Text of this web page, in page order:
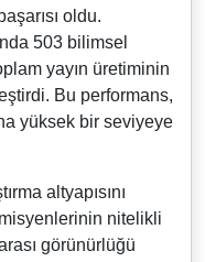
oldu.
503 bilimsel
yayın üretiminin
Bu performans,
yüksek bir seviyeye
altyapısını
nitelikli
görünürlüğü